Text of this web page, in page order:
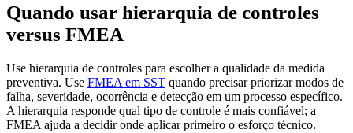
Quando usar hierarquia de controles
versus FMEA
Use hierarquia de controles para escolher a qualidade da medida
preventiva. Use FMEA em SST quando precisar priorizar modos de
falha, severidade, ocorrência e detecção em um processo específico.
A hierarquia responde qual tipo de controle é mais confiável; a
FMEA ajuda a decidir onde aplicar primeiro o esforço técnico.